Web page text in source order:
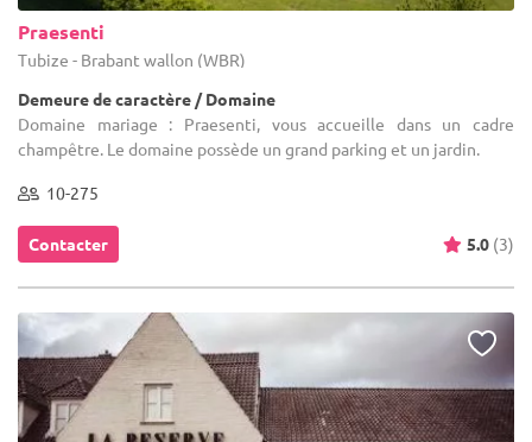
Praesenti
Tubize - Brabant wallon (WBR)
Demeure de caractère / Domaine
Domaine mariage : Praesenti, vous accueille dans un cadre
champêtre. Le domaine possède un grand parking et un jardin.
10-275
Contacter 5.0 (3)